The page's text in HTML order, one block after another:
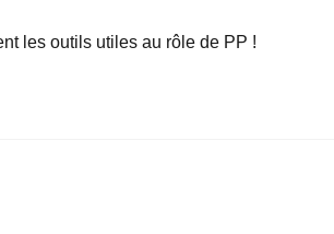
les outils utiles au rôle de PP !